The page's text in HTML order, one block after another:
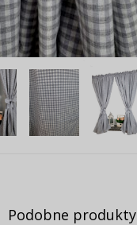
Podobne produkty